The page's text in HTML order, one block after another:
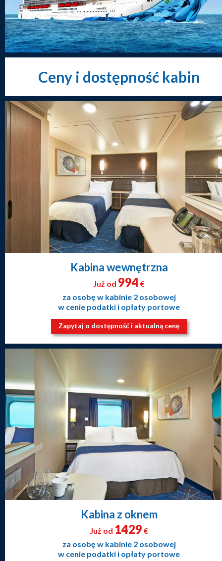
Ceny i dostępność kabin
Kabina wewnętrzna
Już od 994 €
za osobę w kabinie 2 osobowej
w cenie podatki i opłaty portowe
Zapytaj o dostępność i aktualną cenę
Kabina z oknem
Już od 1429 €
za osobę w kabinie 2 osobowej
w cenie podatki i opłaty portowe